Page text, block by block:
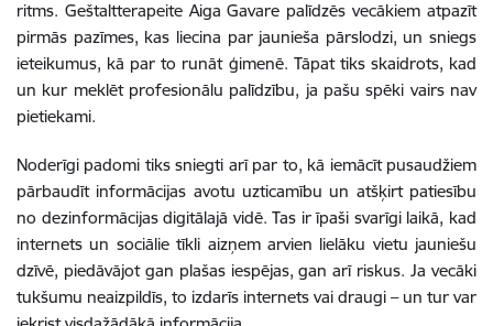
ritms. Geštaltterapeite Aiga Gavare palīdzēs vecākiem atpazīt
pirmās pazīmes, kas liecina par jaunieša pārslodzi, un sniegs
ieteikumus, kā par to runāt ģimenē. Tāpat tiks skaidrots, kad
un kur meklēt profesionālu palīdzību, ja pašu spēki vairs nav
pietiekami.
Noderīgi padomi tiks sniegti arī par to, kā iemācīt pusaudžiem
pārbaudīt informācijas avotu uzticamību un atšķirt patiesību
no dezinformācijas digitālajā vidē. Tas ir īpaši svarīgi laikā, kad
internets un sociālie tīkli aizņem arvien lielāku vietu jauniešu
dzīvē, piedāvājot gan plašas iespējas, gan arī riskus. Ja vecāki
tukšumu neaizpildīs, to izdarīs internets vai draugi – un tur var